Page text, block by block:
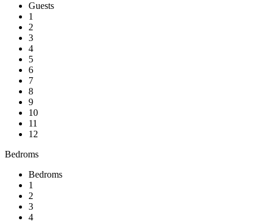
Guests
1
2
3
4
5
6
7
8
9
10
11
12
Bedroms
Bedroms
1
2
3
4